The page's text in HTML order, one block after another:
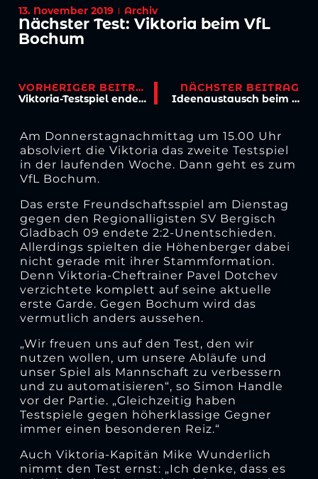
13. November 2019 Archiv
Nächster Test: Viktoria beim VfL
Bochum
VORHERIGER BEITRAG
Viktoria-Testspiel endet 2:2
NÄCHSTER BEITRAG
Ideenaustausch beim Fan-Treffen
Am Donnerstagnachmittag um 15.00 Uhr
absolviert die Viktoria das zweite Testspiel
in der laufenden Woche. Dann geht es zum
VfL Bochum.
Das erste Freundschaftsspiel am Dienstag
gegen den Regionalligisten SV Bergisch
Gladbach 09 endete 2:2-Unentschieden.
Allerdings spielten die Höhenberger dabei
nicht gerade mit ihrer Stammformation.
Denn Viktoria-Cheftrainer Pavel Dotchev
verzichtete komplett auf seine aktuelle
erste Garde. Gegen Bochum wird das
vermutlich anders aussehen.
„Wir freuen uns auf den Test, den wir
nutzen wollen, um unsere Abläufe und
unser Spiel als Mannschaft zu verbessern
und zu automatisieren“, so Simon Handle
vor der Partie. „Gleichzeitig haben
Testspiele gegen höherklassige Gegner
immer einen besonderen Reiz.“
Auch Viktoria-Kapitän Mike Wunderlich
nimmt den Test ernst: „Ich denke, dass es